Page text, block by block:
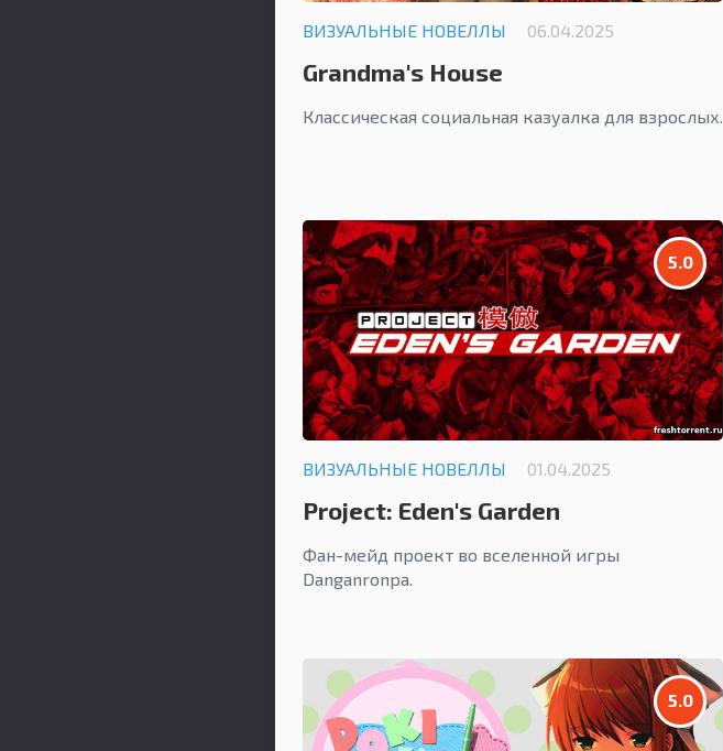
ВИЗУАЛЬНЫЕ НОВЕЛЛЫ 06.04.2025
Grandma's House
Классическая социальная казуалка для взрослых.
5.0
ВИЗУАЛЬНЫЕ НОВЕЛЛЫ 01.04.2025
Project: Eden's Garden
Фан-мейд проект во вселенной игры
Danganronpa.
5.0